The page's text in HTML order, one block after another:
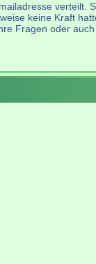
verteilt.
keine Kraft
Fragen oder auch